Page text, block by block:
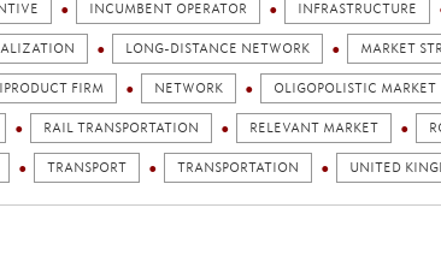
INCUMBENT OPERATOR INFRASTRUCTURE
LONG-DISTANCE NETWORK MARKET
FIRM NETWORK OLIGOPOLISTIC MARKET
RAIL TRANSPORTATION RELEVANT MARKET
TRANSPORT TRANSPORTATION UNITED